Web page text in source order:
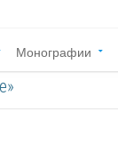
Монографии